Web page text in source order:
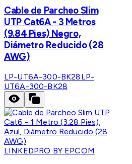
Cable de Parcheo Slim
UTP Cat6A - 3 Metros
(9.84 Pies) Negro,
Diámetro Reducido (28
AWG)
LP-UT6A-300-BK28LP-
UT6A-300-BK28
LINKEDPRO BY EPCOM